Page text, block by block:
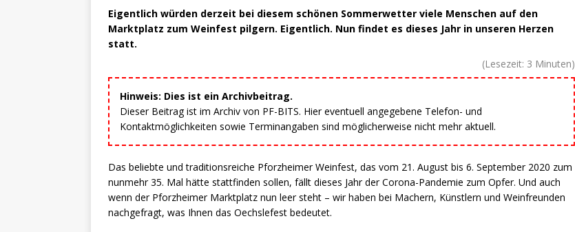
Eigentlich würden derzeit bei diesem schönen Sommerwetter viele Menschen auf den
Marktplatz zum Weinfest pilgern. Eigentlich. Nun findet es dieses Jahr in unseren Herzen
statt.
(Lesezeit: 3 Minuten)
Hinweis: Dies ist ein Archivbeitrag.
Dieser Beitrag ist im Archiv von PF-BITS. Hier eventuell angegebene Telefon- und
Kontaktmöglichkeiten sowie Terminangaben sind möglicherweise nicht mehr aktuell.
Das beliebte und traditionsreiche Pforzheimer Weinfest, das vom 21. August bis 6. September 2020 zum
nunmehr 35. Mal hätte stattfinden sollen, fällt dieses Jahr der Corona-Pandemie zum Opfer. Und auch
wenn der Pforzheimer Marktplatz nun leer steht – wir haben bei Machern, Künstlern und Weinfreunden
nachgefragt, was Ihnen das Oechslefest bedeutet.